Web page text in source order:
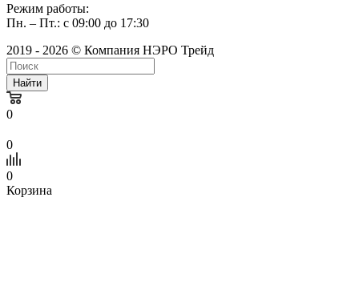
Режим работы:
Пн. – Пт.: с 09:00 до 17:30
2019 - 2026 © Компания НЭРО Трейд
Найти
0
0
0
Корзина